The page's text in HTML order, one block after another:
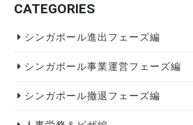
CATEGORIES
シンガポール進出フェーズ編
シンガポール事業運営フェーズ編
シンガポール撤退フェーズ編